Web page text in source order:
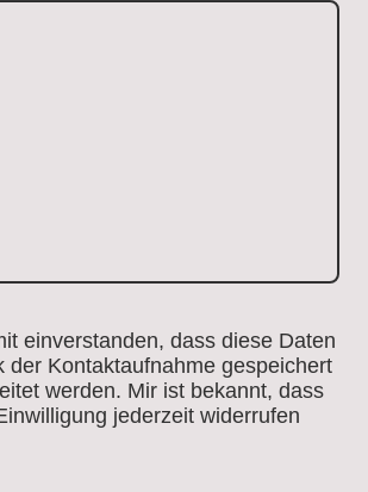
einverstanden, dass diese Daten
der Kontaktaufnahme gespeichert
werden. Mir ist bekannt, dass
jederzeit widerrufen